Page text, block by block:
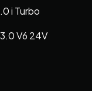
i Turbo
V6 24V